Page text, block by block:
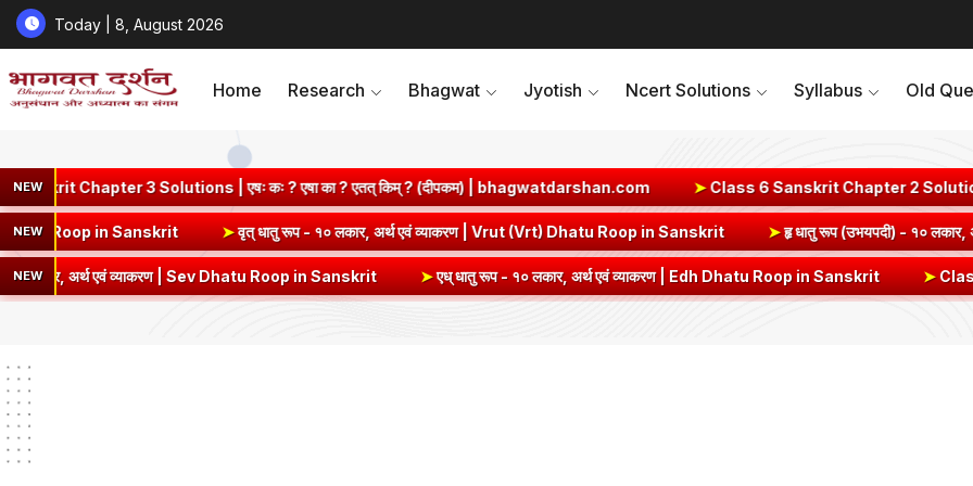
Today | 8, August 2026
Home Research Bhagwat Jyotish Ncert Solutions Syllabus Old
NEW
3 Solutions | एषः कः ? एषा का ? एतत् किम् ? (दीपकम) | bhagwatdarshan.com ➤Class 6 Sanskrit Chapter 2 Solutions | संयुक्त-
NEW
एवं व्याकरण | Kri Dhatu Roop in Sanskrit ➤वृत् धातु रूप - १० लकार, अर्थ एवं व्याकरण | Vrut (Vrt) Dhatu Roop in Sanskrit ➤हृ धातु रूप
NEW
एवं व्याकरण | Sev Dhatu Roop in Sanskrit ➤एध् धातु रूप - १० लकार, अर्थ एवं व्याकरण | Edh Dhatu Roop in Sanskrit ➤Class 8 Hindi